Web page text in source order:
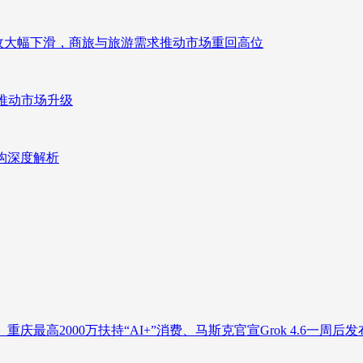
幅下滑，商旅与旅游需求推动市场重回高位
动市场升级
深度解析
庆最高2000万扶持“AI+”消费、马斯克官宣Grok 4.6一周后发